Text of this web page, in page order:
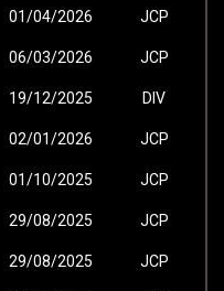
01/04/2026 JCP
06/03/2026 JCP
19/12/2025 DIV
02/01/2026 JCP
01/10/2025 JCP
29/08/2025 JCP
29/08/2025 JCP